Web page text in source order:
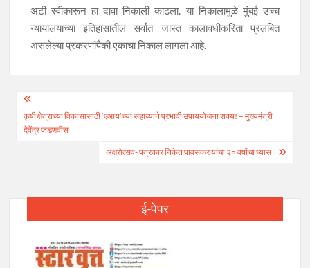
अटी स्वीकारून हा दावा निकाली काढला. या निकालामुळे मुंबई उच्च
न्यायालयाच्या इतिहासातील सर्वात जास्त कालावधीकरिता प्रलंबित
असलेल्या प्रकरणांपैकी एकाचा निकाल लागला आहे.
Post
navigation
कृषी क्षेत्राच्या विकासासाठी ‘एआय’च्या सहाय्याने प्रभावी उपाययोजना शक्य! – मुख्यमंत्री
देवेंद्र फडणवीस
अक्षरोत्सव- पत्रकार निकेत पावसकर यांचा २० वर्षांचा ध्यास
ई-पेपर